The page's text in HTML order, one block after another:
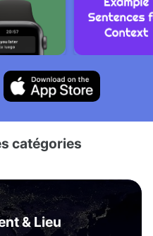
catégories
& Lieu